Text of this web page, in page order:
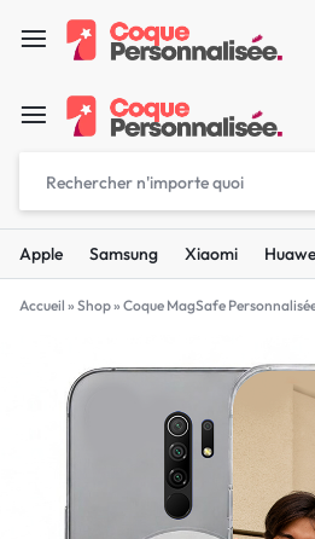
Apple Samsung Xiaomi
Accueil » Shop» Coque MagSafe